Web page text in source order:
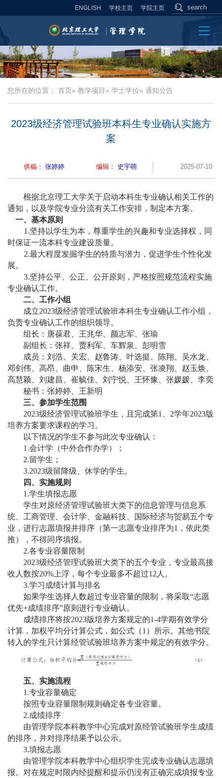
ENGLISH 学校主页 学院主页
您所在的位置： 首页» 教学项目 » 学士学位» 通知公告
2023级经济管理试验班本科生专业确认实施方
案
供稿： 张婷婷 编辑： 史宇萌 2025-07-10
根据北京理工大学关于启动本科生专业确认相关工作的
通知，以及学院专业分流有关工作安排，制定本方案。
一、基本原则
1.坚持以学生为本，尊重学生的兴趣和专业选择权，同
时保证一流本科专业建设质量。
2.最大程度发掘学生的特质与潜力，促进学生个性化发
展。
3.坚持公平、公正、公开原则，严格按照规范流程实施
专业确认工作。
二、工作小组
成立2023级经济管理试验班本科生专业确认工作小组，
负责专业确认工作的组织领导。
组长：唐葆君、王兆华、颜志军、张瑜
副组长：张祥、贾利军、车辉泉、彭明雪
成员：刘浩、关宏、赵鲁涛、叶选挺、陈翔、吴水龙、
邓剑伟、高昂、曲申、陈宋生、杨添安、张凌翔、赵玉焕、
高慧颖、刘建昌、崔毓佳、刘宁悦、王怀豫、张媛媛、李奕
秘书：张婷婷、王新明
三、参加学生范围
2023级经济管理试验班学生，且完成第1、2学年2023版
培养方案要求课程的学习。
以下情况的学生不参与此次专业确认：
1.会计学（中外合作办学）；
2.留学生；
3.2023级留降级、休学的学生。
四、实施规则
1.学生填报志愿
学生对原经济管理试验班大类下的信息管理与信息系
统、工商管理、会计学、金融科技、国际经济与贸易五个专
业，进行志愿填报并排序（第一志愿专业排序为1，依此类
推），不得同序填报。
2.各专业容量限制
2023级经济管理试验班大类下的五个专业，专业最高接
收人数按20% 上浮，每个专业最多不超过12 人。
3.学习成绩计算与排名
如果学生选择人数超过专业容量的限制，将采取“志愿
优先+成绩排序”原则进行专业确认。
成绩排序将按2023版培养方案规定的1-4学期有效学分
计算，加权平均分计算公式，如公式（1）所示。其他书院
转入的学生只计算经管试验班培养方案中规定的有效学分。
五、实施流程
1.专业容量确定
按照专业容量限制规则确定各专业容量。
2.成绩排序
由管理学院本科教学中心完成对原经管试验班学生成绩
的排序，并对排序结果予以公示。
3.填报志愿
由管理学院本科教学中心组织学生完成专业确认志愿填
报。对在规定时限内经提醒和提示仍没有正确完成填报专业